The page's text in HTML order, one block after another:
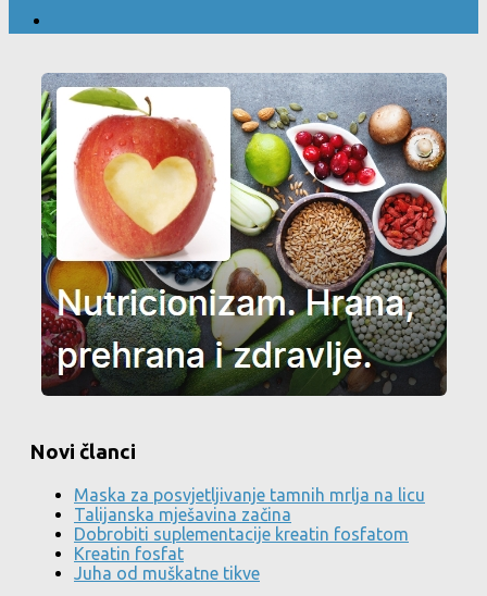
Novi članci
Maska za posvjetljivanje tamnih mrlja na licu
Talijanska mješavina začina
Dobrobiti suplementacije kreatin fosfatom
Kreatin fosfat
Juha od muškatne tikve